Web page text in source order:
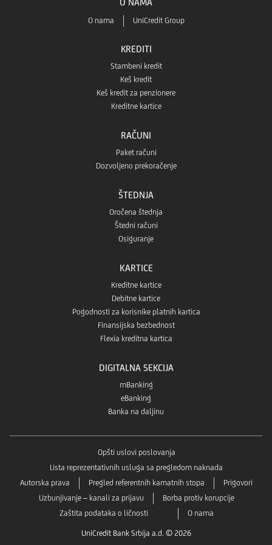
prodavnice
Huawei
prodavnice
O NAMA
O nama UniCredit Group
KREDITI
Stambeni kredit
Keš kredit
Keš kredit za penzionere
Kreditne kartice
RAČUNI
Paket računi
Dozvoljeno prekoračenje
ŠTEDNJA
Oročena štednja
Štedni računi
Osiguranje
KARTICE
Kreditne kartice
Debitne kartice
Pogodnosti za korisnike platnih kartica
Finansijska bezbednost
Flexia kreditna kartica
DIGITALNA SEKCIJA
mBanking
eBanking
Banka na daljinu
Opšti uslovi poslovanja
Lista reprezentativnih usluga sa pregledom naknada
Autorska prava
Pregled referentnih kamatnih stopa
Prigovori
Uzbunjivanje – kanali za prijavu
Borba protiv korupcije
Zaštita podataka o ličnosti
O nama
UniCredit Bank Srbija a.d. © 2026